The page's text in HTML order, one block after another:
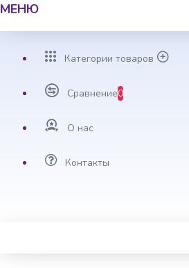
МЕНЮ
Категории товаров
Сравнение0
О нас
Контакты